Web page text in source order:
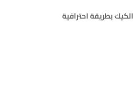
بطريقة احترافية